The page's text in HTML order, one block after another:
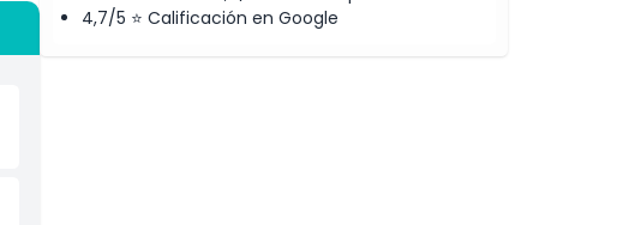
4,7/5 ⭐ Calificación en Google